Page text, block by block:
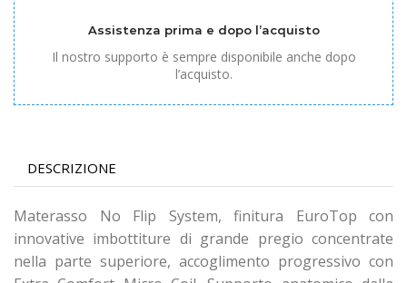
Assistenza prima e dopo l’acquisto
Il nostro supporto è sempre disponibile anche dopo
l’acquisto.
DESCRIZIONE
Materasso No Flip System, finitura EuroTop con
innovative imbottiture di grande pregio concentrate
nella parte superiore, accoglimento progressivo con